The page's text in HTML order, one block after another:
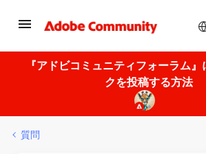
『アドビコミュニティフォーラム
クを投稿する方法
質問